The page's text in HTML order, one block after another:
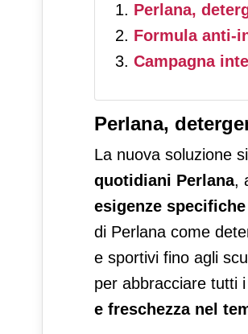
Perlana,
Formula anti-
Campagna
Perlana,
La nuova soluzione
quotidiani Perlana,
esigenze
di Perlana come
e sportivi fino agli
per abbracciare tutti
e freschezza nel